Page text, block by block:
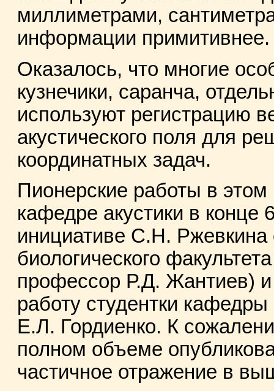
миллиметрами,
информации примитивнее.
Оказалось, что многие
кузнечики, саранча,
используют регистрацию
акустического поля для
координатных задач.
Пионерские работы в
кафедре акустики в конце
инициативе С.Н. Ржевкина
биологического
профессор Р.Д. Жантиев)
работу студентки кафедры
Е.Л. Гордиенко. К
полном объеме
частичное отражение в